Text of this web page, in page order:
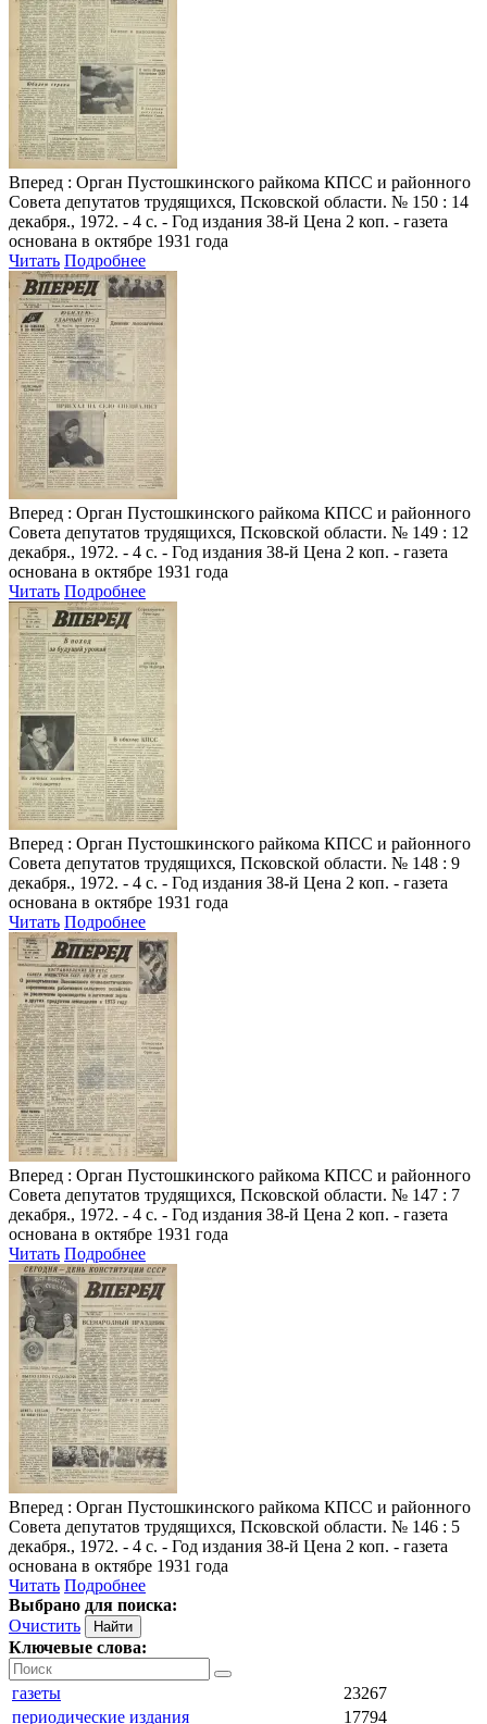
Вперед : Орган Пустошкинского райкома КПСС и районного
Совета депутатов трудящихся, Псковской области. № 150 : 14
декабря., 1972. - 4 с. - Год издания 38-й Цена 2 коп. - газета
основана в октябре 1931 года
Читать Подробнее
Вперед : Орган Пустошкинского райкома КПСС и районного
Совета депутатов трудящихся, Псковской области. № 149 : 12
декабря., 1972. - 4 с. - Год издания 38-й Цена 2 коп. - газета
основана в октябре 1931 года
Читать Подробнее
Вперед : Орган Пустошкинского райкома КПСС и районного
Совета депутатов трудящихся, Псковской области. № 148 : 9
декабря., 1972. - 4 с. - Год издания 38-й Цена 2 коп. - газета
основана в октябре 1931 года
Читать Подробнее
Вперед : Орган Пустошкинского райкома КПСС и районного
Совета депутатов трудящихся, Псковской области. № 147 : 7
декабря., 1972. - 4 с. - Год издания 38-й Цена 2 коп. - газета
основана в октябре 1931 года
Читать Подробнее
Вперед : Орган Пустошкинского райкома КПСС и районного
Совета депутатов трудящихся, Псковской области. № 146 : 5
декабря., 1972. - 4 с. - Год издания 38-й Цена 2 коп. - газета
основана в октябре 1931 года
Читать Подробнее
Выбрано для поиска:
Очистить
Ключевые слова:
газеты
23267
периодические издания
17794